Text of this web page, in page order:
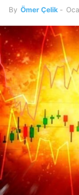
By Ömer Çelik -